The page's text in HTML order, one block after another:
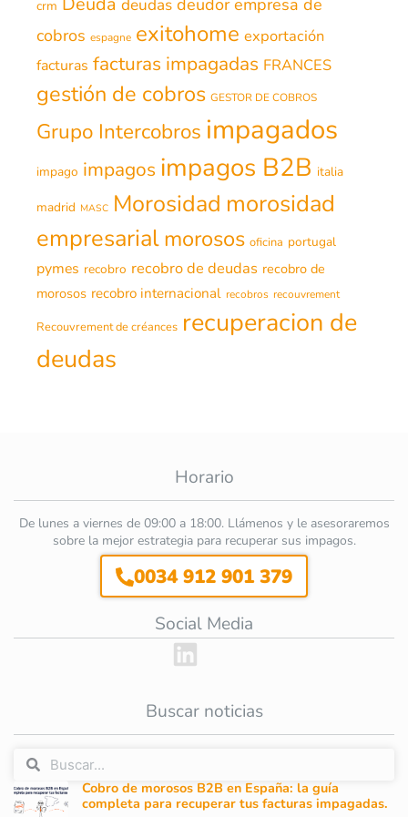
crm deudas deudor empresa de
cobros espagne exitohome exportación
facturas facturas impagadas FRANCES
gestión de cobros GESTOR DE COBROS
Grupo Intercobros impagados
impago impagos impagos B2B italia
madrid MASC Morosidad morosidad
empresarialmorosos oficina portugal
pymes recobro recobro de deudas recobro de
morosos recobro internacional recobros recouvrement
Recouvrement de créances recuperacion de
deudas
Horario
De lunes a viernes de 09:00 a 18:00. Llámenos y le asesoraremos
sobre la mejor estrategia para recuperar sus impagos.
0034 912 901 379
Social Media
Buscar noticias
Cobro de morosos B2B en España: la guía
completa para recuperar tus facturas impagadas.